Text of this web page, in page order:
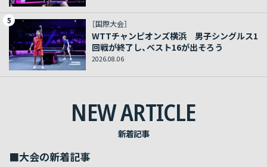
5 ［国際大会］
WTTチャンピオンズ横浜 男子シングルス1
回戦が終了し、ベスト16が出そろう
2026.08.06
NEW ARTICLE
新着記事
■大会の新着記事